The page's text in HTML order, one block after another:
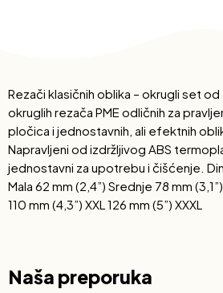
Rezači klasičnih oblika – okrugli set
okruglih rezača PME odličnih za
pločica i jednostavnih, ali efektnih
Napravljeni od izdržljivog ABS
jednostavni za upotrebu i čišćenje.
Mala 62 mm (2,4”) Srednje 78 mm
110 mm (4,3”) XXL 126 mm (5”) XXXL
Naša preporuka